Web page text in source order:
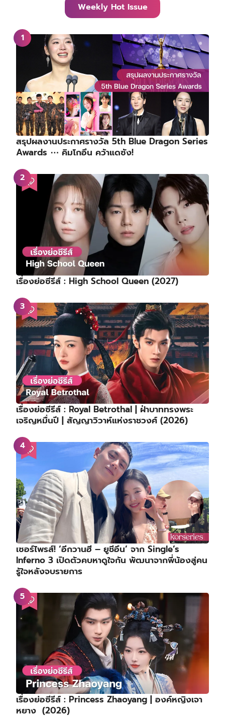
Weekly Hot Issue
สรุปผลงานประกาศรางวัล 5th Blue Dragon Series
Awards ⋯ คิมโกอึน คว้าแดซัง!
เรื่องย่อซีรีส์ : High School Queen (2027)
เรื่องย่อซีรีส์ : Royal Betrothal | ฝ่าบาททรงพระ
เจริญหมื่นปี | สัญญาวิวาห์แห่งราชวงศ์ (2026)
เซอร์ไพรส์! ‘อีกวานฮี – ยูชีอึน’ จาก Single’s
Inferno 3 เปิดตัวคบหาดูใจกัน พัฒนาจากพี่น้องสู่คน
รู้ใจหลังจบรายการ
เรื่องย่อซีรีส์ : Princess Zhaoyang | องค์หญิงเจา
หยาง (2026)